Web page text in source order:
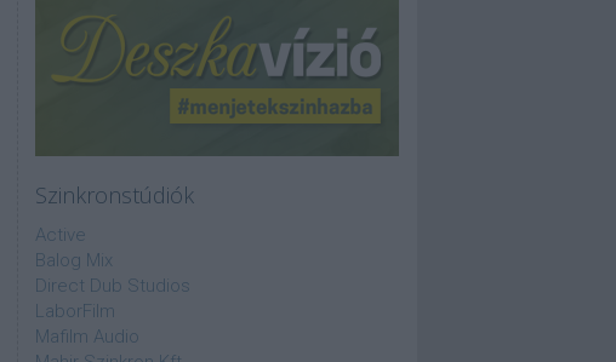
Szinkronstúdiók
Active
Balog Mix
Direct Dub Studios
LaborFilm
Mafilm Audio